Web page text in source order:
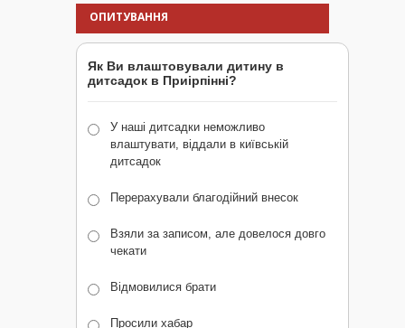
ОПИТУВАННЯ
Як Ви влаштовували дитину в
дитсадок в Приірпінні?
У наші дитсадки неможливо
влаштувати, віддали в київській
дитсадок
Перерахували благодійний внесок
Взяли за записом, але довелося довго
чекати
Відмовилися брати
Просили хабар